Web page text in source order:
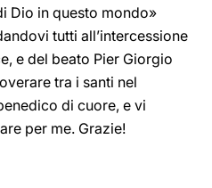
Dio in questo mondo»
tutti all’intercessione
e del beato Pier Giorgio
tra i santi nel
di cuore, e vi
per me. Grazie!